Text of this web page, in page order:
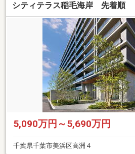
シティテラス稲毛海岸 先着順
5,090万円～5,690万円
千葉県千葉市美浜区高洲４